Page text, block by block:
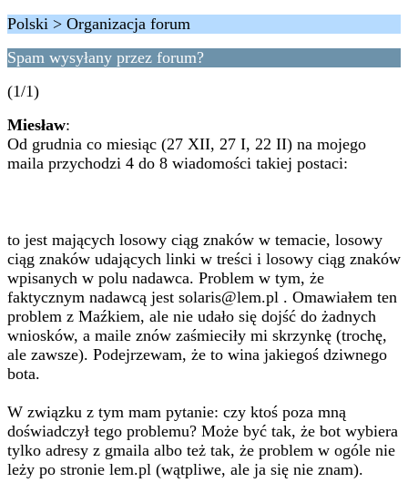
Polski > Organizacja forum
Spam wysyłany przez forum?
(1/1)
Miesław:
Od grudnia co miesiąc (27 XII, 27 I, 22 II) na mojego
maila przychodzi 4 do 8 wiadomości takiej postaci:
to jest mających losowy ciąg znaków w temacie, losowy
ciąg znaków udających linki w treści i losowy ciąg znaków
wpisanych w polu nadawca. Problem w tym, że
faktycznym nadawcą jest solaris@lem.pl . Omawiałem ten
problem z Maźkiem, ale nie udało się dojść do żadnych
wniosków, a maile znów zaśmieciły mi skrzynkę (trochę,
ale zawsze). Podejrzewam, że to wina jakiegoś dziwnego
bota.
W związku z tym mam pytanie: czy ktoś poza mną
doświadczył tego problemu? Może być tak, że bot wybiera
tylko adresy z gmaila albo też tak, że problem w ogóle nie
leży po stronie lem.pl (wątpliwe, ale ja się nie znam).